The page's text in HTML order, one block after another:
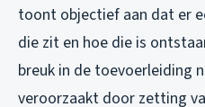
toont objectief aan dat er
die zit en hoe die is
breuk in de toevoerleiding
veroorzaakt door zetting